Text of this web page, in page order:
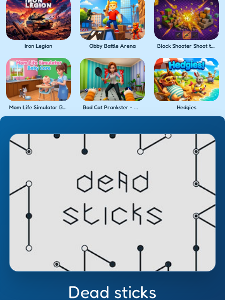
Dead sticks
Iron Legion Obby Battle Arena Block Shooter Shoot the Blocks!
Mom Life Simulator Baby Care Bad Cat Prankster - Mom's Return Hedgies